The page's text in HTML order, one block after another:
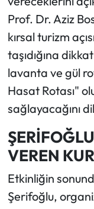
Prof. Dr. Aziz
kırsal turizm
taşıdığına
lavanta ve gül
Hasat Rotası"
sağlayacağını
VEREN
Etkinliğin
Şerifoğlu,